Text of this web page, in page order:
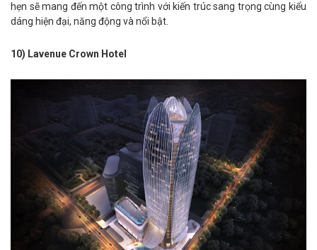
hẹn sẽ mang đến một công trình với kiến trúc sang trọng cùng kiểu
dáng hiện đại, năng động và nổi bật.
10) Lavenue Crown Hotel